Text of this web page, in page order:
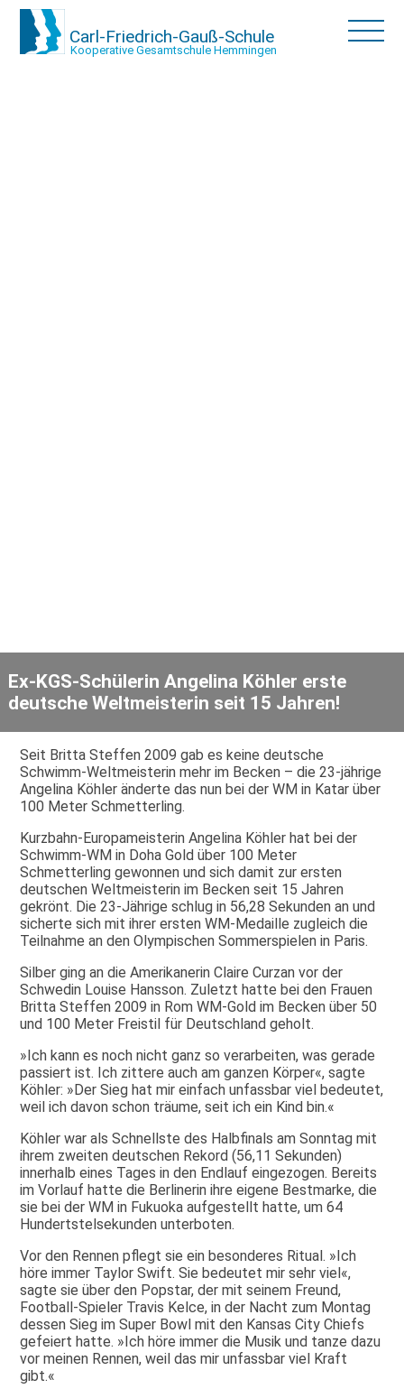
Carl-Friedrich-Gauß-Schule
Kooperative Gesamtschule Hemmingen
Ex-KGS-Schülerin Angelina Köhler erste
deutsche Weltmeisterin seit 15 Jahren!
Seit Britta Steffen 2009 gab es keine deutsche
Schwimm-Weltmeisterin mehr im Becken – die 23-jährige
Angelina Köhler änderte das nun bei der WM in Katar über
100 Meter Schmetterling.
Kurzbahn-Europameisterin Angelina Köhler hat bei der
Schwimm-WM in Doha Gold über 100 Meter
Schmetterling gewonnen und sich damit zur ersten
deutschen Weltmeisterin im Becken seit 15 Jahren
gekrönt. Die 23-Jährige schlug in 56,28 Sekunden an und
sicherte sich mit ihrer ersten WM-Medaille zugleich die
Teilnahme an den Olympischen Sommerspielen in Paris.
Silber ging an die Amerikanerin Claire Curzan vor der
Schwedin Louise Hansson. Zuletzt hatte bei den Frauen
Britta Steffen 2009 in Rom WM-Gold im Becken über 50
und 100 Meter Freistil für Deutschland geholt.
»Ich kann es noch nicht ganz so verarbeiten, was gerade
passiert ist. Ich zittere auch am ganzen Körper«, sagte
Köhler: »Der Sieg hat mir einfach unfassbar viel bedeutet,
weil ich davon schon träume, seit ich ein Kind bin.«
Köhler war als Schnellste des Halbfinals am Sonntag mit
ihrem zweiten deutschen Rekord (56,11 Sekunden)
innerhalb eines Tages in den Endlauf eingezogen. Bereits
im Vorlauf hatte die Berlinerin ihre eigene Bestmarke, die
sie bei der WM in Fukuoka aufgestellt hatte, um 64
Hundertstelsekunden unterboten.
Vor den Rennen pflegt sie ein besonderes Ritual. »Ich
höre immer Taylor Swift. Sie bedeutet mir sehr viel«,
sagte sie über den Popstar, der mit seinem Freund,
Football-Spieler Travis Kelce, in der Nacht zum Montag
dessen Sieg im Super Bowl mit den Kansas City Chiefs
gefeiert hatte. »Ich höre immer die Musik und tanze dazu
vor meinen Rennen, weil das mir unfassbar viel Kraft
gibt.«